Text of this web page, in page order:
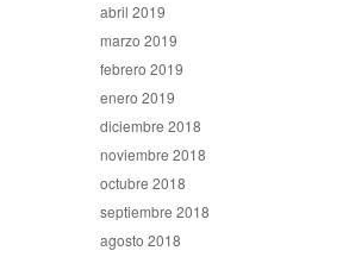
abril 2019
marzo 2019
febrero 2019
enero 2019
diciembre 2018
noviembre 2018
octubre 2018
septiembre 2018
agosto 2018